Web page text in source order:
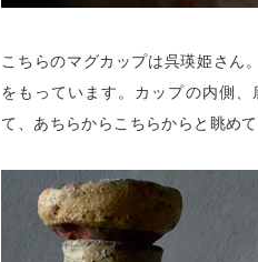
こちらのマグカップは呉瑛姫さん
をもっています。カップの内側
て、あちらからこちらからと眺め